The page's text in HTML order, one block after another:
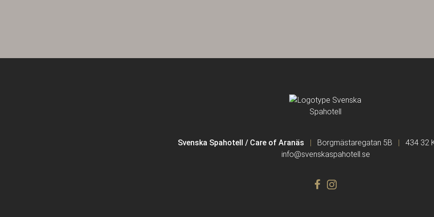
Svenska Spahotell / Care of Aranäs Borgmästaregatan 5B
434 32
info@svenskaspahotell.se